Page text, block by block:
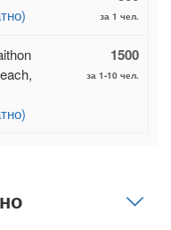
за 1 чел.
1500
за 1-10 чел.